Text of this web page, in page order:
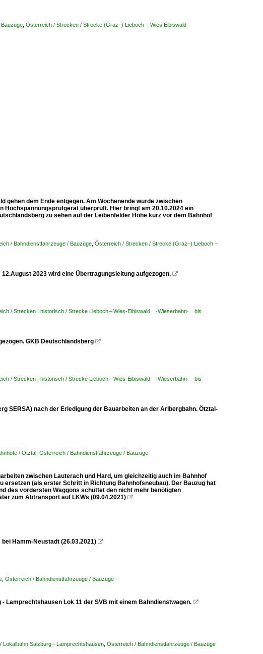
Österreich / Strecken / Strecke (Graz–) Lieboch – Wies Eibiswald
gehen dem Ende entgegen. Am Wochenende wurde zwischen
Hochspannungsprüfgerät überprüft. Hier bringt am 20.10.2024 ein
zu sehen auf der Leibenfelder Höhe kurz vor dem Bahnhof
/ Bahndienstfahrzeuge / Bauzüge Österreich / Strecken / Strecke (Graz–) Lieboch –
2023 wird eine Übertragungsleitung aufgezogen. 
/ Strecken | historisch / Strecke Lieboch – Wies-Eibiswald ·Wieserbahn· bis
GKB Deutschlandsberg 
/ Strecken | historisch / Strecke Lieboch – Wies-Eibiswald ·Wieserbahn· bis
SERSA) nach der Erledigung der Bauarbeiten an der Arlbergbahn. Ötztal-
/ Ötztal Österreich / Bahndienstfahrzeuge / Bauzüge
zwischen Lauterach und Hard, um gleichzeitig auch im Bahnhof
(als erster Schritt in Richtung Bahnhofsneubau). Der Bauzug hat
des vordersten Waggons schüttet den nicht mehr benötigten
zum Abtransport auf LKWs (09.04.2021) 
Hamm-Neustadt (26.03.2021) 
Österreich / Bahndienstfahrzeuge / Bauzüge
Lamprechtshausen Lok 11 der SVB mit einem Bahndienstwagen. 
Salzburg – Lamprechtshausen Österreich / Bahndienstfahrzeuge / Bauzüge